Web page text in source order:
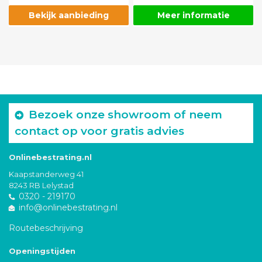
Bekijk aanbieding Meer informatie
Bezoek onze showroom of neem
contact op voor gratis advies
Onlinebestrating.nl
Kaapstanderweg 41
8243 RB Lelystad
0320 - 219170
info@onlinebestrating.nl
Routebeschrijving
Openingstijden